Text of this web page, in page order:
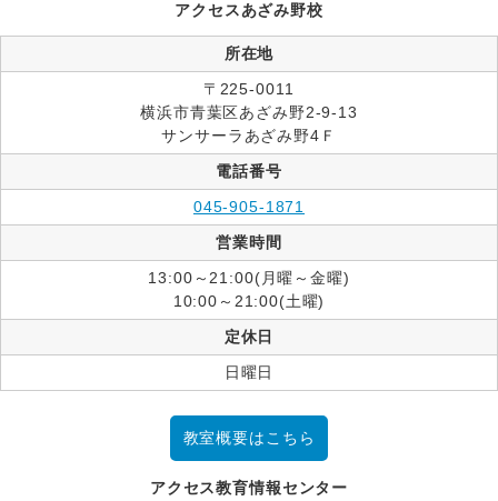
アクセスあざみ野校
所在地
〒225-0011
横浜市青葉区あざみ野2-9-13
サンサーラあざみ野4Ｆ
電話番号
045-905-1871
営業時間
13:00～21:00(月曜～金曜)
10:00～21:00(土曜)
定休日
日曜日
教室概要はこちら
アクセス教育情報センター